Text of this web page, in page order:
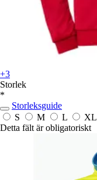
+3
Storlek
*
Storleksguide
S
M L XL
Detta fält är obligatoriskt